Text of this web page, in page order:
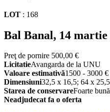
LOT : 168
Bal Banal, 14
Preţ de pornire 500,00 €
LicitatieAvangarda de la UNU
Valoare estimativă1500 - 3000 €
Dimensiuni32,5 x 16,5; 64 x
Starea de conservareFoarte bună
Neadjudecat fa o oferta